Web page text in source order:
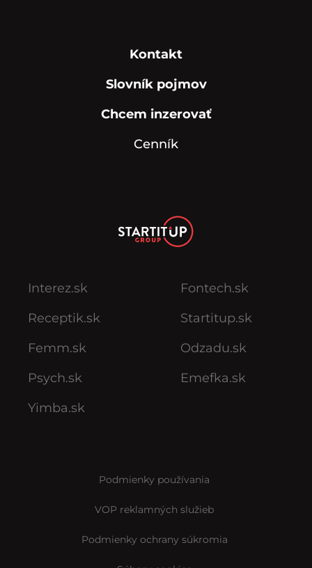
Kontakt
Slovník pojmov
Chcem inzerovať
Cenník
Interez.sk
Receptik.sk
Femm.sk
Psych.sk
Yimba.sk
Fontech.sk
Startitup.sk
Odzadu.sk
Emefka.sk
Podmienky používania
VOP reklamných služieb
Podmienky ochrany súkromia